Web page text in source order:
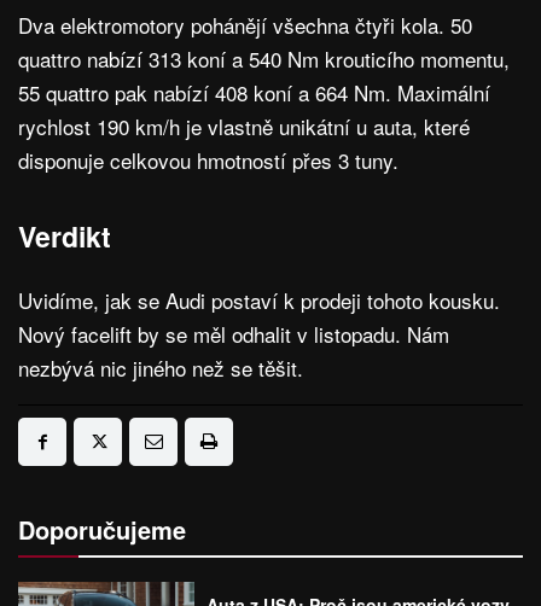
Dva elektromotory pohánějí všechna čtyři kola. 50
quattro nabízí 313 koní a 540 Nm krouticího momentu,
55 quattro pak nabízí 408 koní a 664 Nm. Maximální
rychlost 190 km/h je vlastně unikátní u auta, které
disponuje celkovou hmotností přes 3 tuny.
Verdikt
Uvidíme, jak se Audi postaví k prodeji tohoto kousku.
Nový facelift by se měl odhalit v listopadu. Nám
nezbývá nic jiného než se těšit.
Doporučujeme